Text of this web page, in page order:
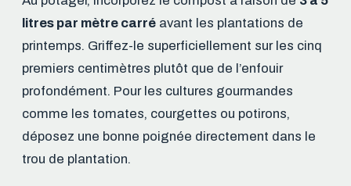
litres par mètre carré avant les plantations de
printemps. Griffez-le superficiellement sur les cinq
premiers centimètres plutôt que de l’enfouir
profondément. Pour les cultures gourmandes
comme les tomates, courgettes ou potirons,
déposez une bonne poignée directement dans le
trou de plantation.